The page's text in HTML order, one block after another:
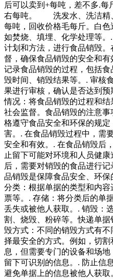
后可以卖到+每吨，差不多.
右每吨。 洗发水、洗洁精
每吨，回收价格毛每斤。白色
如焚烧、填埋、化学处理等
计划和方法，进行食品销毁
督，确保食品销毁的安全和
记录食品销毁的过程，包括
毁时间、销毁结果等。. 审核
果进行审核，确认是否达到
情况：将食品销毁的过程和
社会监督。食品销毁的注意
格遵守食品安全和环保的规
害。. 在食品销毁过程中，需
安全和有效。. 在食品销毁后
止留下可能对环境和人员健
后，需要对销毁的食品进行
品销毁是保障食品安全、环
分类：根据单据的类型和内
票等。. 存储：将分类后的单
丢失或被他人获取。. 销毁：
割、烧毁、粉碎等。快递单
毁方式：不同的销毁方式有
择最安全的方式。例如，切
息，但需要专门的设备和场
留下可识别的信息。. 防止信
避免单据上的信息被他人获取